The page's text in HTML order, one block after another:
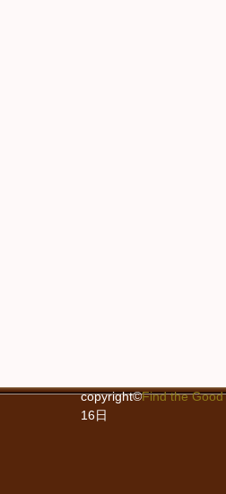
copyright©Find the Good
16日